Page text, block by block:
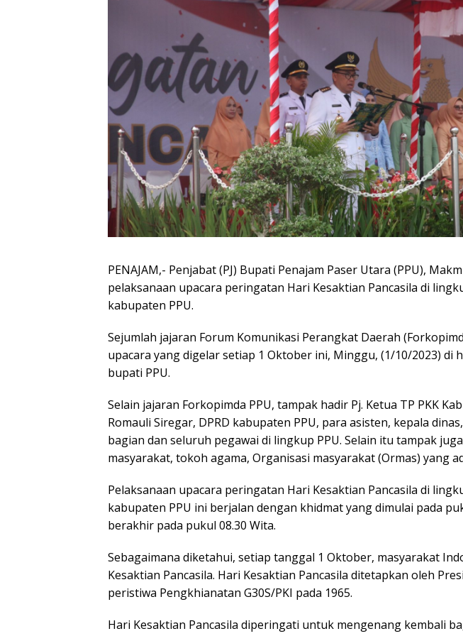
PENAJAM,- Penjabat (PJ) Bupati Penajam Paser Utara (PPU),
pelaksanaan upacara peringatan Hari Kesaktian Pancasila di
kabupaten PPU.
Sejumlah jajaran Forum Komunikasi Perangkat Daerah
upacara yang digelar setiap 1 Oktober ini, Minggu, (1/10/2023) di
bupati PPU.
Selain jajaran Forkopimda PPU, tampak hadir Pj. Ketua TP PKK
Romauli Siregar, DPRD kabupaten PPU, para asisten, kepala
bagian dan seluruh pegawai di lingkup PPU. Selain itu tampak
masyarakat, tokoh agama, Organisasi masyarakat (Ormas) yang
Pelaksanaan upacara peringatan Hari Kesaktian Pancasila di
kabupaten PPU ini berjalan dengan khidmat yang dimulai pada
berakhir pada pukul 08.30 Wita.
Sebagaimana diketahui, setiap tanggal 1 Oktober, masyarakat
Kesaktian Pancasila. Hari Kesaktian Pancasila ditetapkan oleh
peristiwa Pengkhianatan G30S/PKI pada 1965.
Hari Kesaktian Pancasila diperingati untuk mengenang kembali